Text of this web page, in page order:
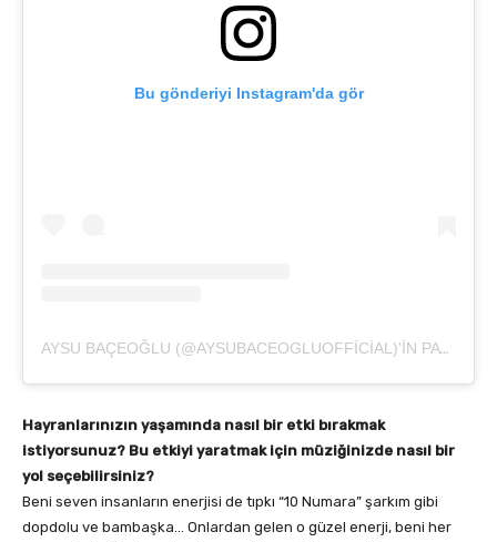
Bu gönderiyi Instagram'da gör
AYSU BAÇEOĞLU (@AYSUBACEOGLUOFFICIAL)'IN PAYLAŞTIĞI BIR GÖNDERI
Hayranlarınızın yaşamında nasıl bir etki bırakmak
istiyorsunuz? Bu etkiyi yaratmak için müziğinizde nasıl bir
yol seçebilirsiniz?
Beni seven insanların enerjisi de tıpkı “10 Numara” şarkım gibi
dopdolu ve bambaşka… Onlardan gelen o güzel enerji, beni her